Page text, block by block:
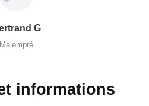
G
Malempré
informations